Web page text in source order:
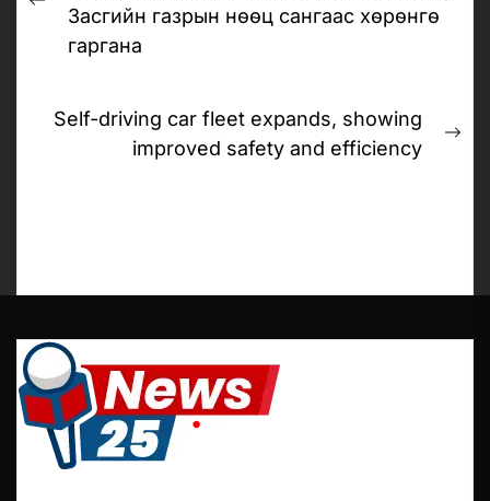
Previous
post:
Засгийн газрын нөөц сангаас хөрөнгө
гаргана
Self-driving car fleet expands, showing
improved safety and efficiency